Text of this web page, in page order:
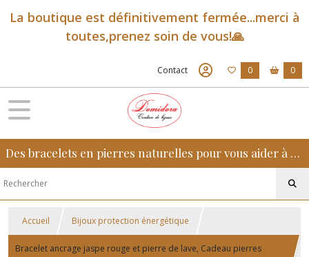
La boutique est définitivement fermée...merci à
toutes,prenez soin de vous!🙏
Contact 0 0
Des bracelets en pierres naturelles pour vous aider à retrouver sérénité, confiance et équilibre au quotidien
Accueil Bijoux protection énergétique
Bracelet ancrage jaspe rouge et pierre de lave, Cadeau pierres